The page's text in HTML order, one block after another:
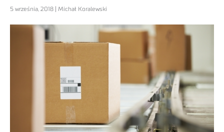
5 września, 2018 | Michał Koralewski